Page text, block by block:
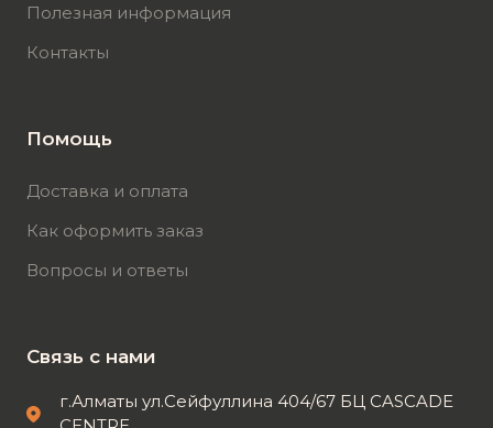
Полезная информация
Контакты
Помощь
Доставка и оплата
Как оформить заказ
Вопросы и ответы
Связь с нами
г.Алматы ул.Сейфуллина 404/67 БЦ CASCADE